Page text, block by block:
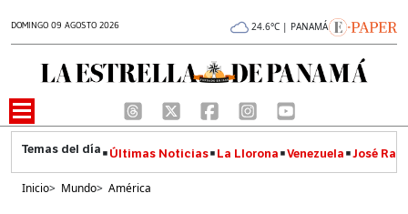
DOMINGO 09 AGOSTO 2026 24.6°C | PANAMÁ
Últimas Noticias La Llorona Venezuela José
Inicio> Mundo> América